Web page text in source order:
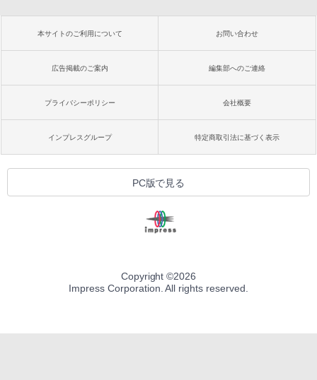
本サイトのご利用について お問い合わせ
広告掲載のご案内 編集部へのご連絡
プライバシーポリシー 会社概要
インプレスグループ 特定商取引法に基づく表示
PC版で見る
Copyright ©2026
Impress Corporation. All rights reserved.